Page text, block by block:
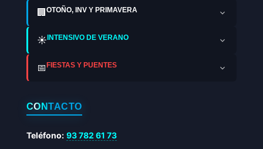
🏢 OTOÑO, INV Y PRIMAVERA
☀️INTENSIVO DE VERANO
📅FIESTAS Y PUENTES
CONTACTO
Teléfono: 93 782 61 73